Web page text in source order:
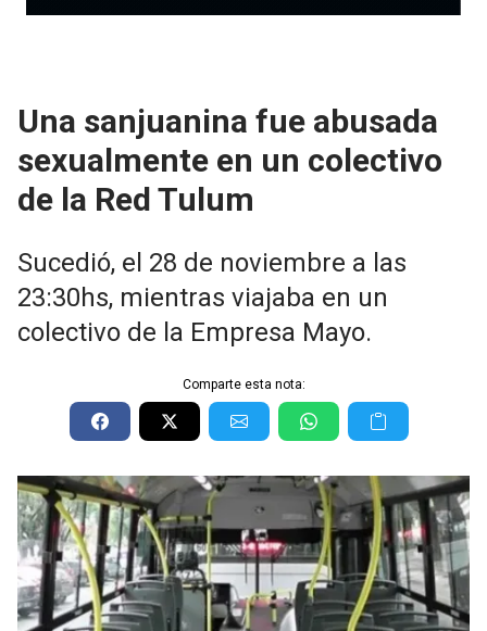
Una sanjuanina fue abusada
sexualmente en un colectivo
de la Red Tulum
Sucedió, el 28 de noviembre a las
23:30hs, mientras viajaba en un
colectivo de la Empresa Mayo.
Comparte esta nota: